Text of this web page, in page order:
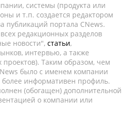
системы (продукта или
и т.п. создается редактором
публикаций портала CNews.
редакционных разделов
новости", статьи,
интервью, а также
Таким образом, чем
было с именем компании
более информативен профиль.
(обогащен) дополнительной
о компании или